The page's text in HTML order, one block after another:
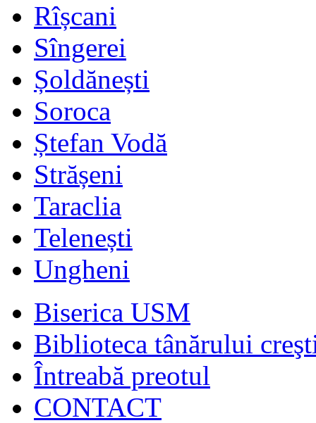
Rîșcani
Sîngerei
Șoldănești
Soroca
Ștefan Vodă
Strășeni
Taraclia
Telenești
Ungheni
Biserica USM
Biblioteca tânărului
Întreabă preotul
CONTACT